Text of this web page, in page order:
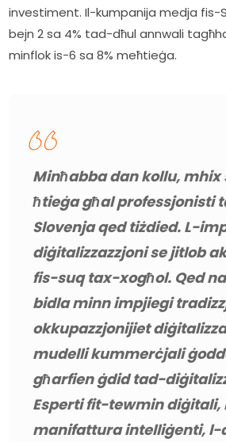
investiment. Il-kumpanija medja fis-
bejn 2 sa 4% tad-dħul annwali
minflok is-6 sa 8% meħtieġa.
Minħabba dan kollu, mhix
ħtieġa għal professjonisti
Slovenja qed tiżdied. L-
diġitalizzazzjoni se jitlob
fis-suq tax-xogħol. Qed
bidla minn impjiegi
okkupazzjonijiet
mudelli kummerċjali
għarfien ġdid tad-
Esperti fit-tewmin diġitali,
manifattura intelliġenti, l-